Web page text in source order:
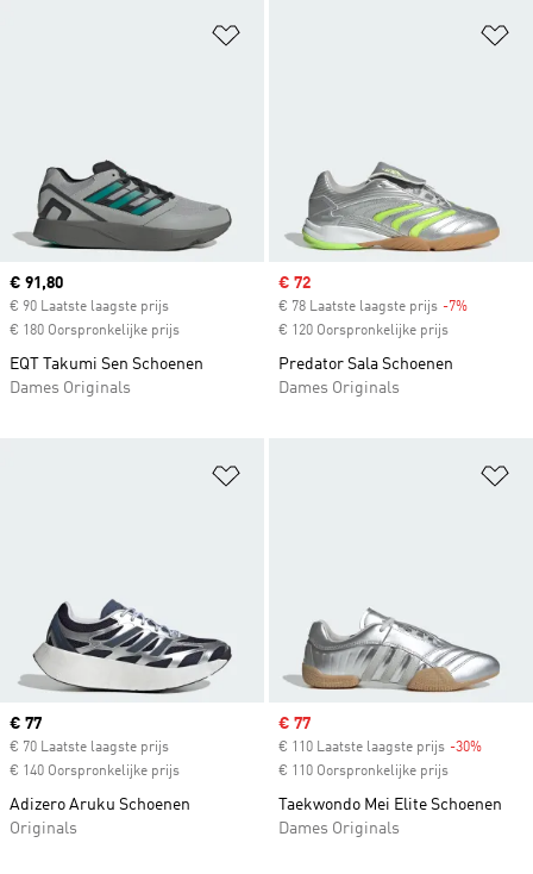
Current price
€ 91,80
€ 90 Laatste laagste prijs
€ 180 Oorspronkelijke prijs
EQT Takumi Sen Schoenen
Dames Originals
Sale price
€ 72
€ 78 Laatste laagste prijs -7%
€ 120 Oorspronkelijke prijs
Predator Sala Schoenen
Dames Originals
Current price
€ 77
€ 70 Laatste laagste prijs
€ 140 Oorspronkelijke prijs
Adizero Aruku Schoenen
Originals
Sale price
€ 77
€ 110 Laatste laagste prijs -30%
€ 110 Oorspronkelijke prijs
Taekwondo Mei Elite Schoenen
Dames Originals